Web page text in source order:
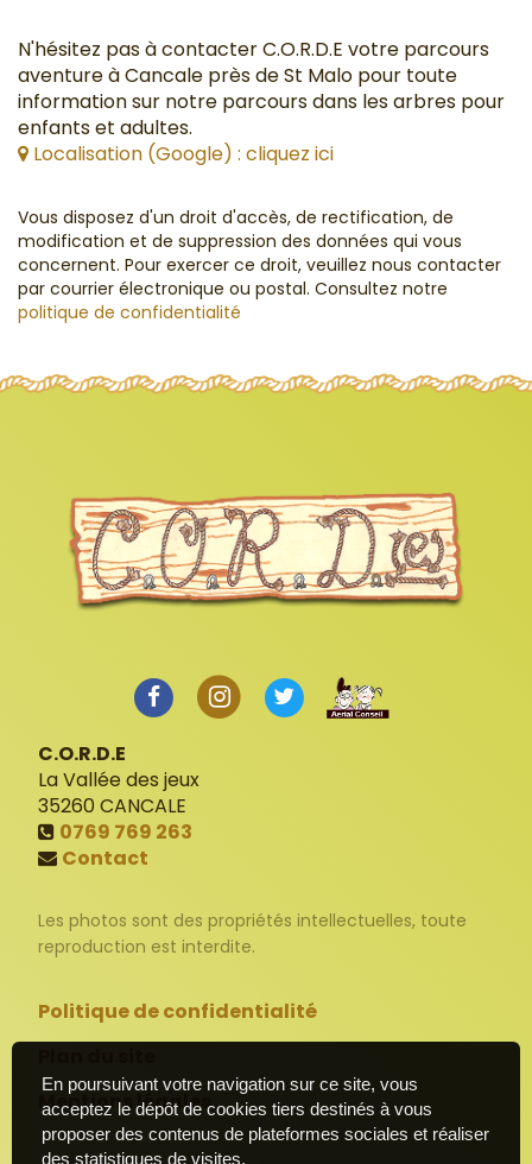
N'hésitez pas à contacter C.O.R.D.E votre parcours
aventure à Cancale près de St Malo pour toute
information sur notre parcours dans les arbres pour
enfants et adultes.
Localisation (Google) : cliquez ici
Vous disposez d'un droit d'accès, de rectification, de
modification et de suppression des données qui vous
concernent. Pour exercer ce droit, veuillez nous contacter
par courrier électronique ou postal. Consultez notre
politique de confidentialité
C.O.R.D.E
La Vallée des jeux
35260 CANCALE
0769 769 263
Contact
Les photos sont des propriétés intellectuelles, toute
reproduction est interdite.
Politique de confidentialité
Mentions légales
En poursuivant votre navigation sur ce site, vous
acceptez le dépôt de cookies tiers destinés à vous
proposer des contenus de plateformes sociales et réaliser
des statistiques de visites.